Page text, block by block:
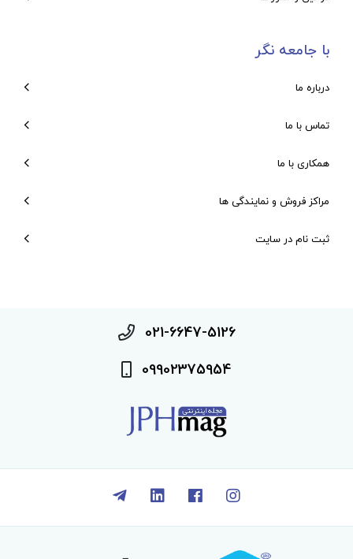
با جامعه نگر
درباره ما
تماس با ما
همکاری با ما
مراکز فروش و نمایندگی ها
ثبت نام در سایت
021-6647-5126
09902375954